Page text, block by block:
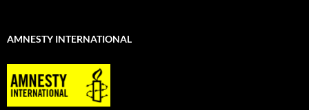
AMNESTY INTERNATIONAL